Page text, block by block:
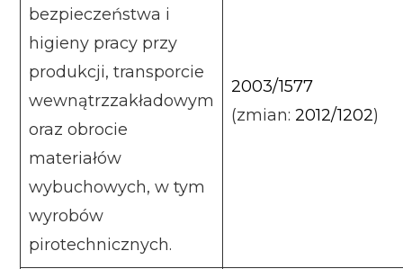
bezpieczeństwa i
higieny pracy przy
produkcji, transporcie
wewnątrzzakładowym
oraz obrocie
materiałów
wybuchowych, w tym
wyrobów
pirotechnicznych.
2003/1577
(zmian:2012/1202)